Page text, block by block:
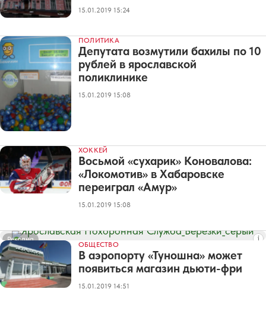
15.01.2019 15:24
ПОЛИТИКА
Депутата возмутили бахилы по 10
рублей в ярославской
поликлинике
15.01.2019 15:08
ХОККЕЙ
Восьмой «сухарик» Коновалова:
«Локомотив» в Хабаровске
переиграл «Амур»
15.01.2019 15:08
Реклама
ОБЩЕСТВО
В аэропорту «Туношна» может
появиться магазин дьюти-фри
15.01.2019 14:51